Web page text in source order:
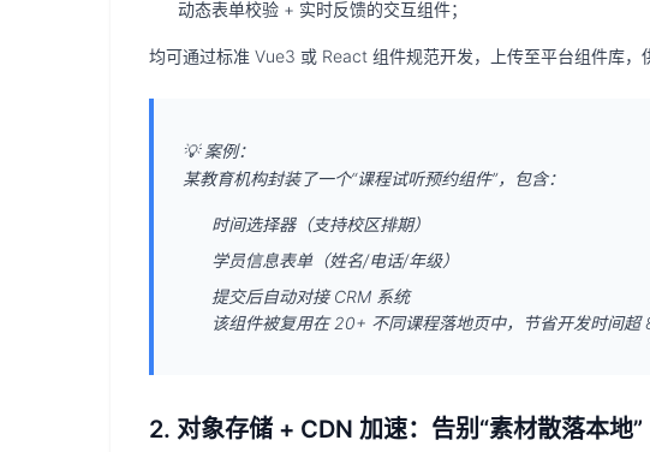
动态表单校验 + 实时反馈的交互组件；
均可通过标准 Vue3 或 React 组件规范开发，上传至平台组件库
💡案例：
某教育机构封装了一个“课程试听预约组件”，包含：
时间选择器（支持校区排期）
学员信息表单（姓名/电话/年级）
提交后自动对接 CRM 系统
该组件被复用在 20+ 不同课程落地页中，节省开发时间超
2. 对象存储 + CDN 加速：告别“素材散落本地”